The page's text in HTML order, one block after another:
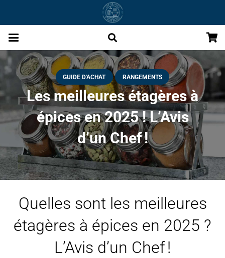
GUIDE D'ACHAT RANGEMENTS
Les meilleures étagères à
épices en 2025 ! L’Avis
d’un Chef !
Quelles sont les meilleures
étagères à épices en 2025 ?
L’Avis d’un Chef !